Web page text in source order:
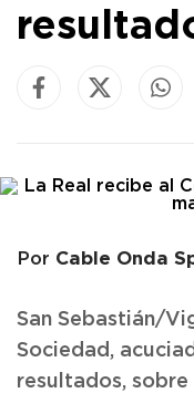
Por Cable Onda
San Sebastián/
Sociedad,
resultados, sobre